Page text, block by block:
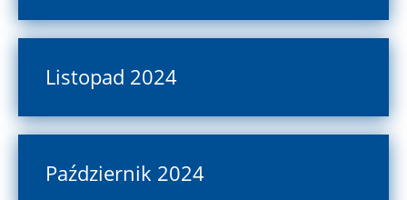
Listopad 2024
Październik 2024